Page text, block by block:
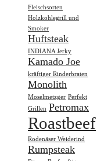
Fleischsorten
Holzkohlegrill und
Smoker
Huftsteak
INDIANA Jerky
Kamado Joe
kräftiger Rinderbraten
Monolith
Moselmetzger Perfekt
Grillen Petromax
Roastbeef
Rodenäser Weiderind
Rumpsteak